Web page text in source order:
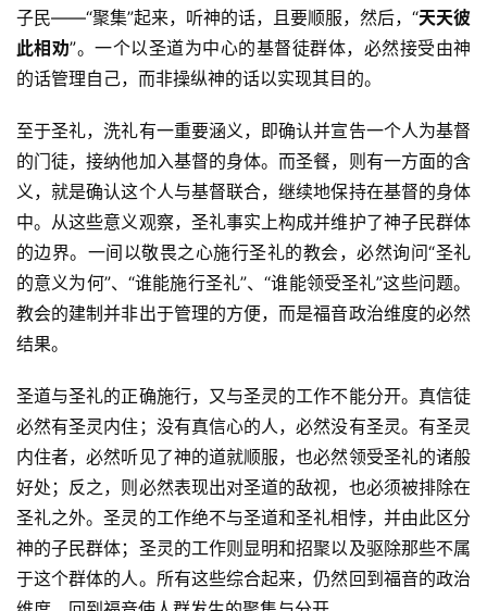
子民——“聚集”起来，听神的话，且要顺服，然后，“天天彼
此相劝”。一个以圣道为中心的基督徒群体，必然接受由神
的话管理自己，而非操纵神的话以实现其目的。
至于圣礼，洗礼有一重要涵义，即确认并宣告一个人为基督
的门徒，接纳他加入基督的身体。而圣餐，则有一方面的含
义，就是确认这个人与基督联合，继续地保持在基督的身体
中。从这些意义观察，圣礼事实上构成并维护了神子民群体
的边界。一间以敬畏之心施行圣礼的教会，必然询问“圣礼
的意义为何”、“谁能施行圣礼”、“谁能领受圣礼”这些问题。
教会的建制并非出于管理的方便，而是福音政治维度的必然
结果。
圣道与圣礼的正确施行，又与圣灵的工作不能分开。真信徒
必然有圣灵内住；没有真信心的人，必然没有圣灵。有圣灵
内住者，必然听见了神的道就顺服，也必然领受圣礼的诸般
好处；反之，则必然表现出对圣道的敌视，也必须被排除在
圣礼之外。圣灵的工作绝不与圣道和圣礼相悖，并由此区分
神的子民群体；圣灵的工作则显明和招聚以及驱除那些不属
于这个群体的人。所有这些综合起来，仍然回到福音的政治